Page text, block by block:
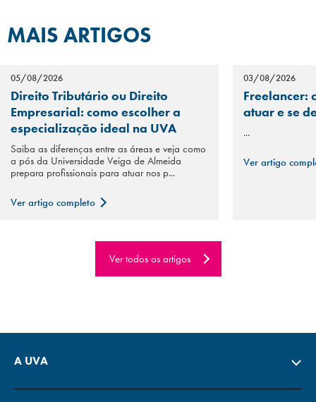
MAIS ARTIGOS
05/08/2026
Direito Tributário ou Direito
Empresarial: como escolher a
especialização ideal na UVA
Saiba as diferenças entre as áreas e veja como
a pós da Universidade Veiga de Almeida
prepara profissionais para atuar nos p...
Ver artigo completo
03/08/2026
Freelancer:
atuar e se
...
Ver artigo
Ver todos os artigos
A UVA